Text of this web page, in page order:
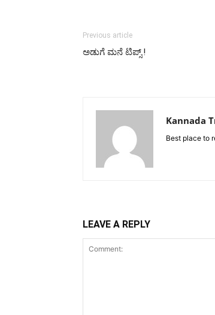
Previous article
ಅಡುಗೆ ಮನೆ ಟಿಪ್ಸ್.!
Kannada
Best place to
LEAVE A REPLY